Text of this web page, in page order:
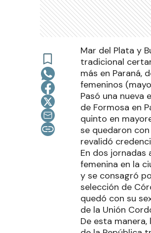
Mar del Plata y
tradicional
más en Paraná,
femeninos
Pasó una nueva
de Formosa en
quinto en
se quedaron
revalidó
En dos jornadas
femenina en la
y se consagró
selección de
quedó con su
de la Unión
De esta